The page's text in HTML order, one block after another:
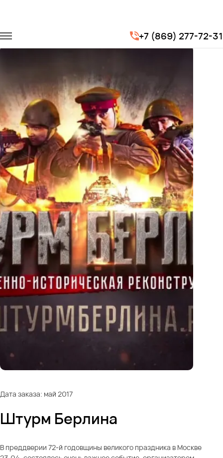
+7 (869) 277-72-31
Транспорт на мероприятия
Штурм Берлина
Дата заказа: май 2017
Штурм Берлина
В преддверии 72-й годовщины великого праздника в Москве